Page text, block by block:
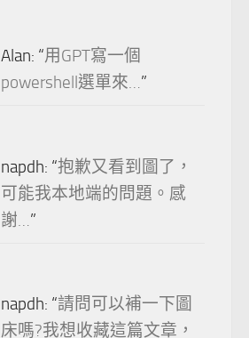
Alan: “用GPT寫一個
powershell選單來…”
napdh: “抱歉又看到圖了，
可能我本地端的問題。感
謝…”
napdh: “請問可以補一下圖
床嗎?我想收藏這篇文章，